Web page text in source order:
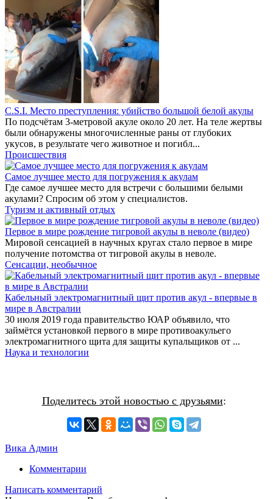
C.S.I. Место преступления: убийство большой белой акулы
По подсчётам 3-метровой акуле около 20 лет. На теле жертвы
были обнаружены многочисленные раны от глубоких
укусов, в результате чего животное и погибл...
Происшествия
Самое лучшее место для погружения к акулам
Где самое лучшее место для встречи с большими белыми
акулами? Спросим об этом у специалистов.
Туризм и активный отдых
Первое в мире рождение тигровой акулы в неволе (видео)
Мировой сенсацией в научных кругах стало первое в мире
получение потомства от тигровой акулы в неволе.
Сенсации, необычное
Кабельный электромагнитный щит против акул - впервые в
мире в Австралии
30 июля 2019 года правительство ЮАР объявило, что
займётся установкой первого в мире противоакульего
электромагнитного щита для защиты купальщиков от ...
Наука и технологии
Поделитесь этой новостью с друзьями:
Вика Админ
Комментарии
Написать комментарий